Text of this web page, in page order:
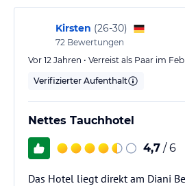
Kirsten (26-30)
72 Bewertungen
Vor 12 Jahren • Verreist als Paar im
Verifizierter Aufenthalt
Nettes Tauchhotel
4,7 / 6
Das Hotel liegt direkt am Diani